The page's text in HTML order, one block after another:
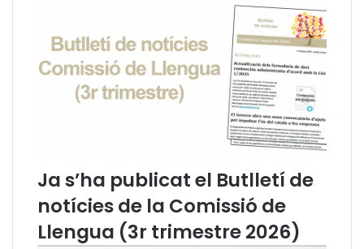
c
a
r
u
n
a
,
é
s
s
e
s
n
v
Ja s’ha publicat el Butlletí de
notícies de la Comissió de
Llengua (3r trimestre 2026)